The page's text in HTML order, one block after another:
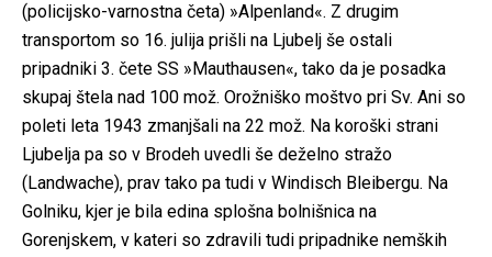
(policijsko-varnostna četa) »Alpenland«. Z drugim
transportom so 16. julija prišli na Ljubelj še ostali
pripadniki 3. čete SS »Mauthausen«, tako da je posadka
skupaj štela nad 100 mož. Orožniško moštvo pri Sv. Ani so
poleti leta 1943 zmanjšali na 22 mož. Na koroški strani
Ljubelja pa so v Brodeh uvedli še deželno stražo
(Landwache), prav tako pa tudi v Windisch Bleibergu. Na
Golniku, kjer je bila edina splošna bolnišnica na
Gorenjskem, v kateri so zdravili tudi pripadnike nemških